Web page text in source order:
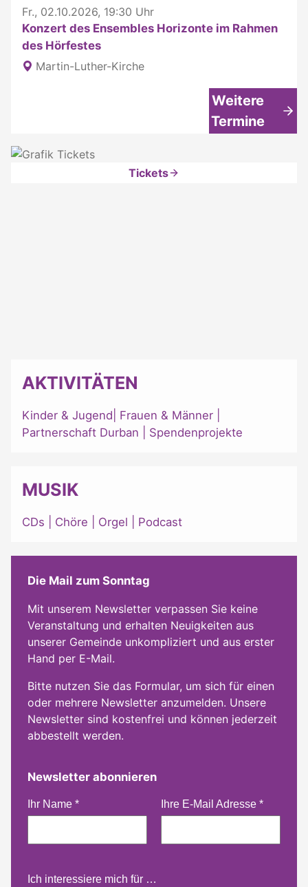
Fr., 02.10.2026, 19:30 Uhr
Konzert des Ensembles Horizonte im Rahmen
des Hörfestes
Martin-Luther-Kirche
Weitere
Termine
Tickets
AKTIVITÄTEN
Kinder & Jugend Frauen & Männer
Partnerschaft Durban
Spendenprojekte
MUSIK
CDs Chöre Orgel Podcast
Die Mail zum Sonntag
Mit unserem Newsletter verpassen Sie keine
Veranstaltung und erhalten Neuigkeiten aus
unserer Gemeinde unkompliziert und aus erster
Hand per E-Mail.
Bitte nutzen Sie das Formular, um sich für einen
oder mehrere Newsletter anzumelden. Unsere
Newsletter sind kostenfrei und können jederzeit
abbestellt werden.
Newsletter abonnieren
Ihr Name * Ihre E-Mail Adresse *
Ich interessiere mich für …